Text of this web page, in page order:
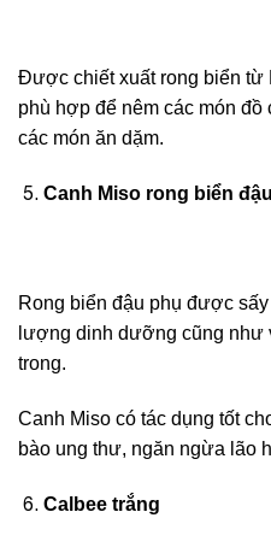
Được chiết xuất rong biển từ
phù hợp để nêm các món đồ
các món ăn dặm.
Canh Miso rong biển
Rong biển đậu phụ được
lượng dinh dưỡng cũng như
trong.
Canh Miso có tác dụng tốt
bào ung thư, ngăn ngừa lão
Calbee trắng